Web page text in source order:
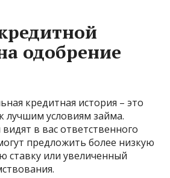
одобрение
кредитная история – это
лучшим условиям займа.
в вас ответственного
предложить более низкую
ставку или увеличенный